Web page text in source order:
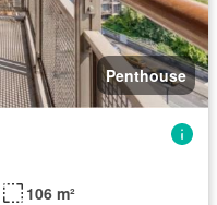
Penthouse
106 m²